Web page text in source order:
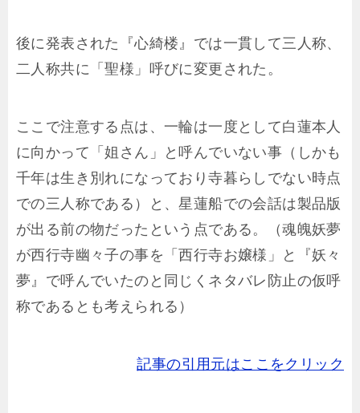
後に発表された『心綺楼』では一貫して三人称、
二人称共に「聖様」呼びに変更された。
ここで注意する点は、一輪は一度として白蓮本人
に向かって「姐さん」と呼んでいない事（しかも
千年は生き別れになっており寺暮らしでない時点
での三人称である）と、星蓮船での会話は製品版
が出る前の物だったという点である。（魂魄妖夢
が西行寺幽々子の事を「西行寺お嬢様」と『妖々
夢』で呼んでいたのと同じくネタバレ防止の仮呼
称であるとも考えられる）
記事の引用元はここをクリック